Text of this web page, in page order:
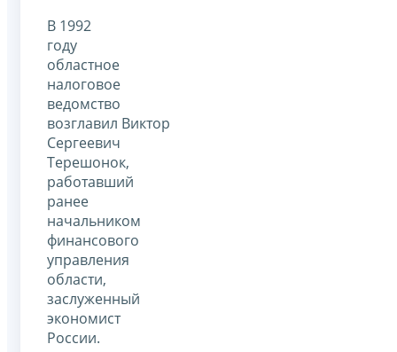
В 1992
году
областное
налоговое
ведомство
возглавил Виктор
Сергеевич
Терешонок,
работавший
ранее
начальником
финансового
управления
области,
заслуженный
экономист
России.